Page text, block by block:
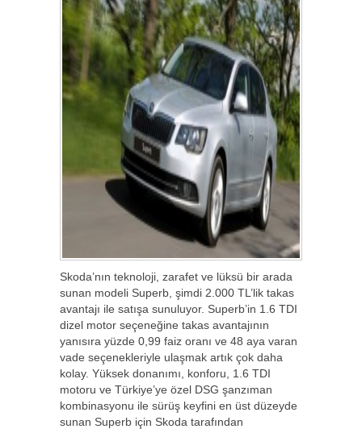
Skoda’nın teknoloji, zarafet ve lüksü bir arada
sunan modeli Superb, şimdi 2.000 TL’lik takas
avantajı ile satışa sunuluyor. Superb’in 1.6 TDI
dizel motor seçeneğine takas avantajının
yanısıra yüzde 0,99 faiz oranı ve 48 aya varan
vade seçenekleriyle ulaşmak artık çok daha
kolay. Yüksek donanımı, konforu, 1.6 TDI
motoru ve Türkiye’ye özel DSG şanzıman
kombinasyonu ile sürüş keyfini en üst düzeyde
sunan Superb için Skoda tarafından